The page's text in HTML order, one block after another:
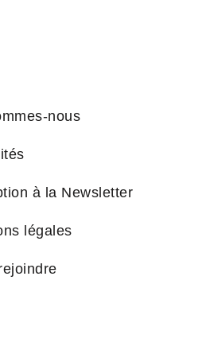
nous
à la Newsletter
légales